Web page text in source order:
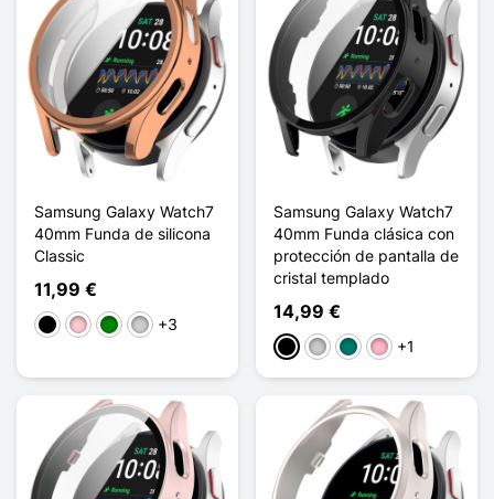
Samsung Galaxy Watch7
40mm Funda de silicona
Classic
11,99 €
NegroRosaVerdePlata+3
Samsung Galaxy Watch7
40mm Funda clásica con
protección de pantalla de
cristal templado
14,99 €
NegroTransparente
Vert Aiguille de Pin
Rose Cerisier en
+1